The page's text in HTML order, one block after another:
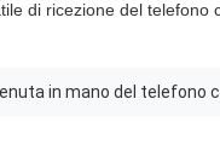
in mano del telefono